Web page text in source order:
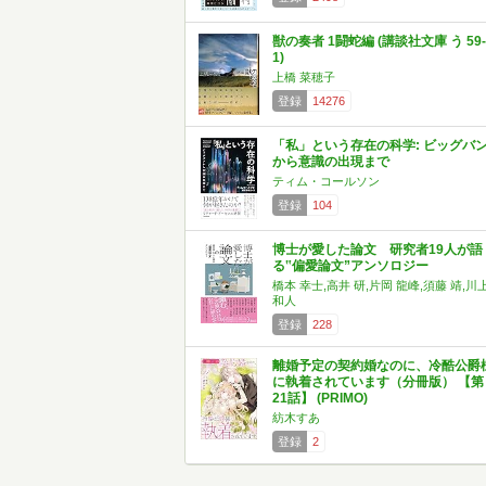
獣の奏者 1闘蛇編 (講談社文庫 う 59-
1)
上橋 菜穂子
登録
14276
「私」という存在の科学: ビッグバ
から意識の出現まで
ティム・コールソン
登録
104
博士が愛した論文 研究者19人が語
る‟偏愛論文”アンソロジー
橋本 幸士,高井 研,片岡 龍峰,須藤 靖,川
和人
登録
228
離婚予定の契約婚なのに、冷酷公爵
に執着されています（分冊版） 【第
21話】 (PRIMO)
紡木すあ
登録
2